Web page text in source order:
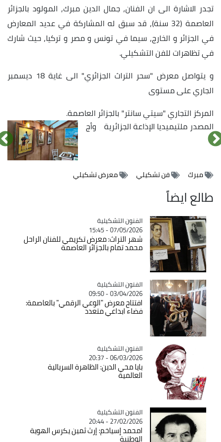
تجدر الاشارة الى ان الفنان, جمال الدين مبرك, المولود بالجزائر
العاصمة (32 سنة), قد سبق له المشاركة في عديد المعارض
في الجزائر و الخارج, سيما في تونس و مصر و تركيا, حيث شارك
في تظاهرات للفن التشكيلي.
و يتواصل معرض "سحر التراث الجزائري" الى غاية 18 ديسمبر
الجاري على مستوى
المركز التجاري "سيتي سانتر" بالجزائر العاصمة.
المصدرملتيميديا الإذاعة الجزائرية وأج الصورة
الصورة
الصورة
مبرك فن تشكيلي معرض تشكيلي
طالع ايضاً
Catégorie
الفنون التشكيلية
07/05/2026 - 15:45
شهر التراث: معرض تكريمي للفنان الراحل
محمد تمام بالجزائر العاصمة
Catégorie
الفنون التشكيلية
03/04/2026 - 09:50
افتتاح معرض "الوعي الرقمي" بالعاصمة:
فضاء ابداعي متعدد
Catégorie
الفنون التشكيلية
06/03/2026 - 20:37
بايا محي الدين: الظاهرة السريالية
العالمية
Catégorie
الفنون التشكيلية
27/02/2026 - 20:44
امحمد إسياخم: إرث ثمين يكرس الهوية
الوطنية